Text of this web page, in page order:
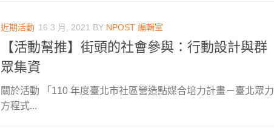
近期活動 16 3 月, 2021 BY NPOST 編輯室
【活動幫推】街頭的社會參與：行動設計與群
眾集資
關於活動 「110 年度臺北市社區營造點媒合培力計畫－臺北眾力
方程式...